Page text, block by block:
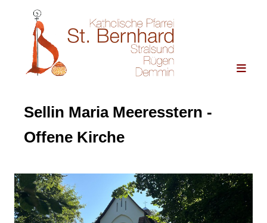
Sellin Maria Meeresstern -
Offene Kirche